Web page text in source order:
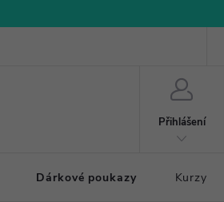
Přihlášení
Dárkové poukazy Kurzy